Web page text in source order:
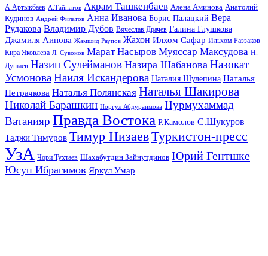
А.Артыкбаев А.Тайпатов Акрам Ташкенбаев Алена Аминова Анатолий
Кудинов Андрей Филатов Анна Иванова Борис Палацкий Вера
Рудакова Владимир Дубов Вячеслав Драчев Галина Глушкова
Джамиля Аипова Жамшид Раупов Жахон Илхом Сафар Ильхом Раззаков
Кира Яковлева Л. Сувонов Марат Насыров Муяссар Максудова Н.
Душаев Назип Сулейманов Назира Шабанова Назокат
УсмоноваНаиля Искандерова Наталия Шулепина Наталья
Петрачкова Наталья Полянская Наталья Шакирова
Николай Барашкин Норгул Абдураимова Нурмухаммад
Ватанияр Правда Востока Р.Камолов С.Шукуров
Таджи Тимуров Тимур НизаевТуркистон-пресс
УзА Чори Тухтаев Шахабутдин Зайнутдинов Юрий Гентшке
Юсуп Ибрагимов Яркул Умар